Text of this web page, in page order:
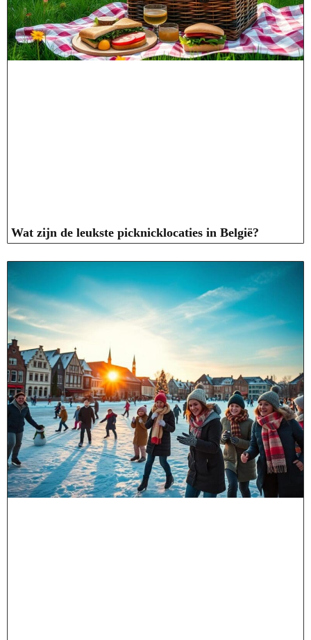
Wat zijn de leukste picknicklocaties in België?